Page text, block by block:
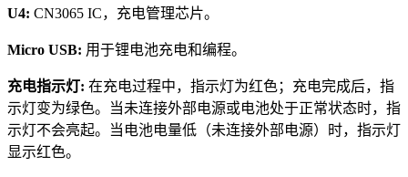
U4: CN3065 IC，充电管理芯片。
Micro USB: 用于锂电池充电和编程。
充电指示灯: 在充电过程中，指示灯为红色；充电完成后，指
示灯变为绿色。当未连接外部电源或电池处于正常状态时，指
示灯不会亮起。当电池电量低（未连接外部电源）时，指示灯
显示红色。